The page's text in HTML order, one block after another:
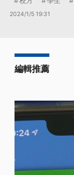
2024/1/5 19:31
編輯推薦